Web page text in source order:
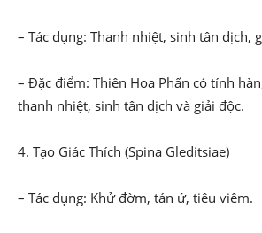
– Tác dụng: Thanh nhiệt, sinh tân dịch,
– Đặc điểm: Thiên Hoa Phấn có tính
thanh nhiệt, sinh tân dịch và giải độc.
4. Tạo Giác Thích (Spina Gleditsiae)
– Tác dụng: Khử đờm, tán ứ, tiêu viêm.